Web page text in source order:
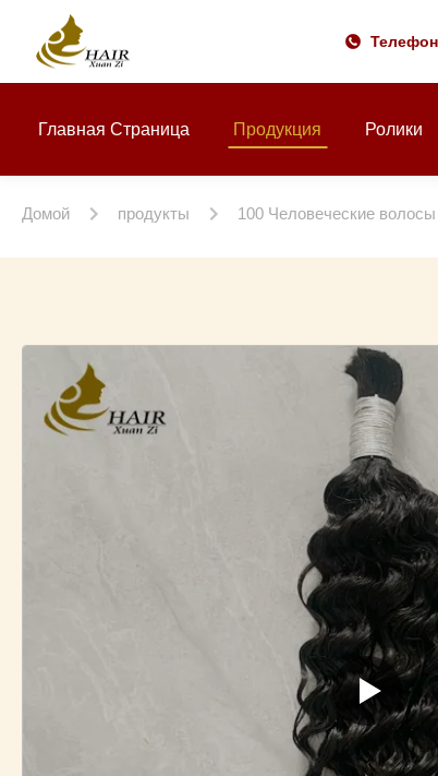
Главная Страница Продукция Ролики
Домой продукты 100 Человеческие волосы